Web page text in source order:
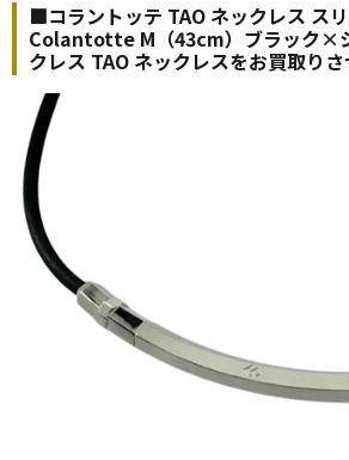
■コラントッテ TAO ネックレス ス
Colantotte M（43cm）ブラック×
クレス TAO ネックレスをお買取りさ